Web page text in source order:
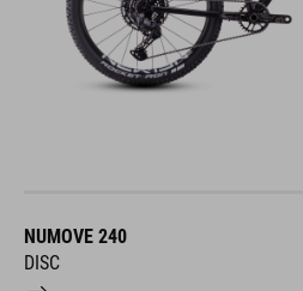
NUMOVE 240
DISC